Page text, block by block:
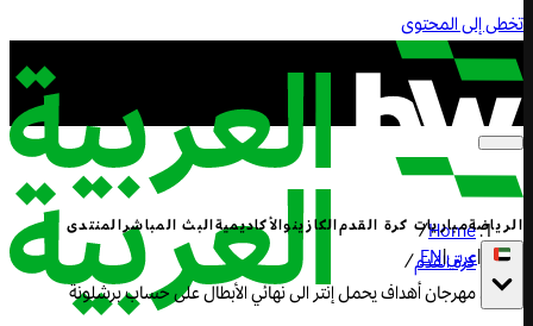
تخطى إلى المحتوى
الرياضةمباريات كرة القدمالكازينوالأكاديميةالبث المباشرالمنتدى
|عربي|
EN
Home
/
كرة القدم/
مهرجان أهداف يحمل إنتر الى نهائي الأبطال على حساب برشلونة